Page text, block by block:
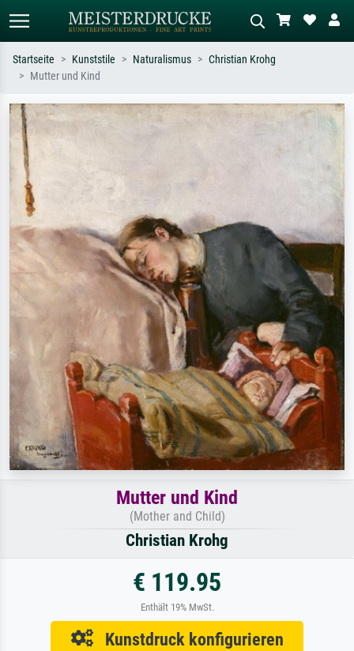
Suchen Sie nach Künstlern, Werktiteln
Sternennacht, Impressionismus, Welle
Hokusai, Akt.
Beschreiben Sie die Szene – z.B. Grüne
Ölgemälde, Stehender Akt neben einem
Startseite Kunststile Naturalismus
Christian Krohg
Mutter und Kind
Mutter und Kind
(Mother and Child)
Christian Krohg
€ 119.95
Enthält 19% MwSt.
Kunstdruck konfigurieren